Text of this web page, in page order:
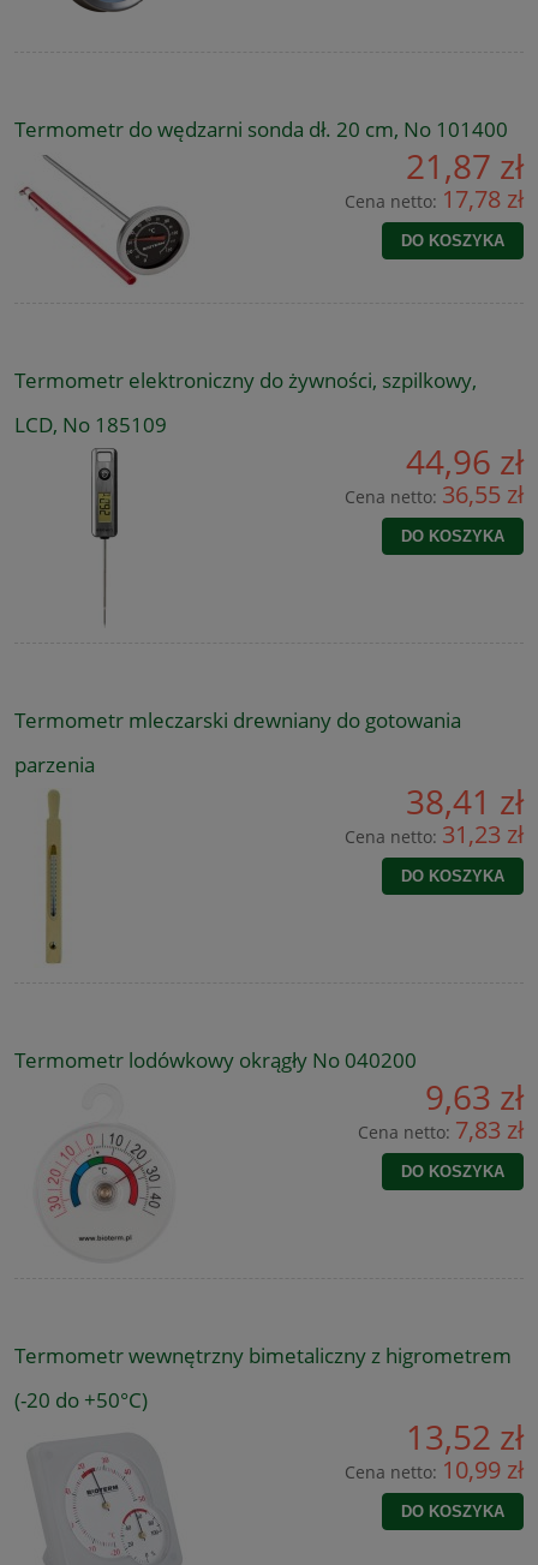
Termometr do wędzarni sonda dł. 20 cm, No 101400
21,87 zł
Cena netto: 17,78 zł
DO KOSZYKA
Termometr elektroniczny do żywności, szpilkowy,
LCD, No 185109
44,96 zł
Cena netto: 36,55 zł
DO KOSZYKA
Termometr mleczarski drewniany do gotowania
parzenia
38,41 zł
Cena netto: 31,23 zł
DO KOSZYKA
Termometr lodówkowy okrągły No 040200
9,63 zł
Cena netto: 7,83 zł
DO KOSZYKA
Termometr wewnętrzny bimetaliczny z higrometrem
(-20 do +50°C)
13,52 zł
Cena netto: 10,99 zł
DO KOSZYKA